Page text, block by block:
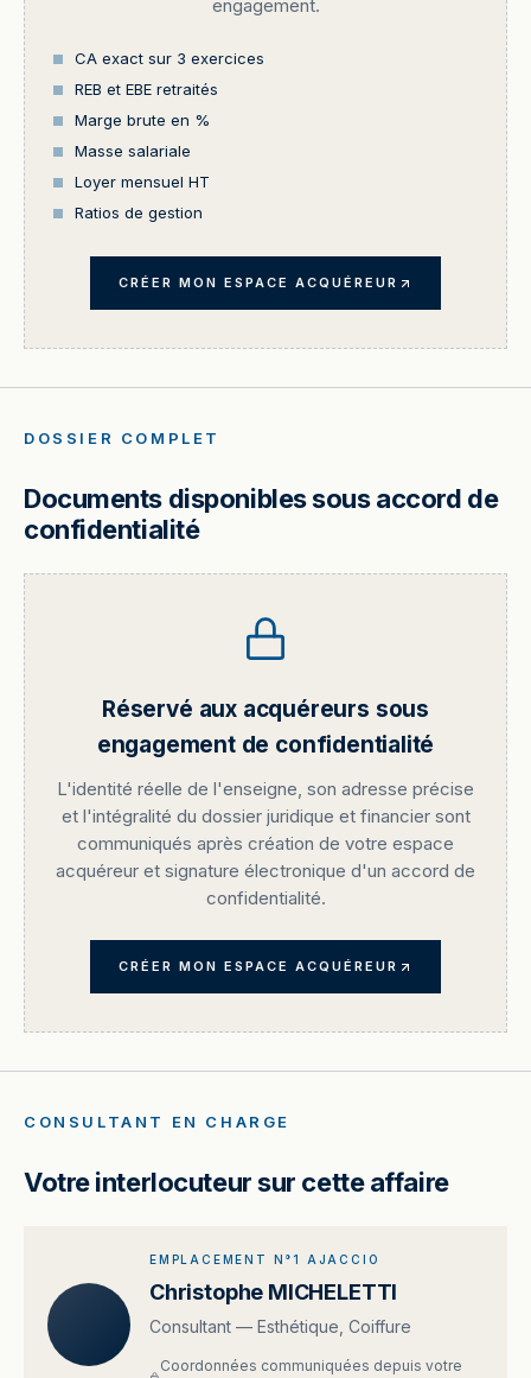
engagement.
CA exact sur 3 exercices
REB et EBE retraités
Marge brute en %
Masse salariale
Loyer mensuel HT
Ratios de gestion
CRÉER MON ESPACE ACQUÉREUR
DOSSIER COMPLET
Documents disponibles sous accord de
confidentialité
Réservé aux acquéreurs sous
engagement de confidentialité
L'identité réelle de l'enseigne, son adresse précise
et l'intégralité du dossier juridique et financier sont
communiqués après création de votre espace
acquéreur et signature électronique d'un accord de
confidentialité.
CRÉER MON ESPACE ACQUÉREUR
CONSULTANT EN CHARGE
Votre interlocuteur sur cette affaire
EMPLACEMENT N°1 AJACCIO
Christophe MICHELETTI
Consultant — Esthétique, Coiffure
Coordonnées communiquées depuis votre